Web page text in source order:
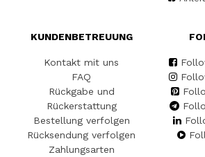
KUNDENBETREUUNG
Kontakt mit uns
FAQ
Rückgabe und
Rückerstattung
Bestellung verfolgen
Rücksendung verfolgen
Zahlungsarten